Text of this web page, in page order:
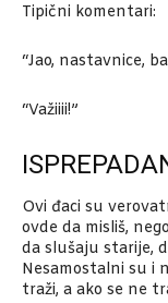
Tipični komentari:
“Jao, nastavnice,
“Važiiii!”
Ovi đaci su
ovde da misliš,
da slušaju starije,
Nesamostalni su i
traži, a ako se ne